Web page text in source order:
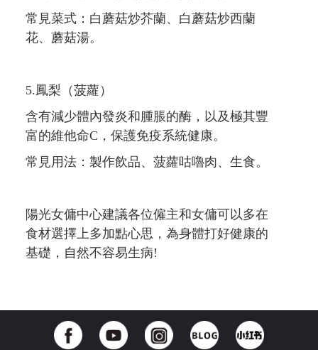
常見菜式：白蘑菇炒芥蘭、白蘑菇炒西蘭
花、蘑菇湯。
5.鳳梨（菠蘿）
含有減少體內發炎和腫脹的酶，以及極其豐
富的維他命C，保護免疫系統健康。
常見用法：製作飲品、菠蘿咕嚕肉、生食。
陽光女傭中心建議各位僱主和女傭可以多在
食材選擇上多加點心思，為身體打好健康的
基礎，自然不容易生病!